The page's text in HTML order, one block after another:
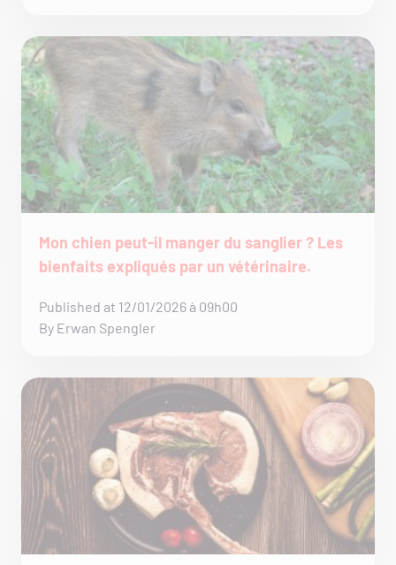
Mon chien peut-il manger du sanglier ? Les
bienfaits expliqués par un vétérinaire.
Published at 12/01/2026 à 09h00
By Erwan Spengler